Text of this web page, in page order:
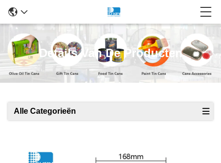
Details Van De Producten
Alle Categorieën